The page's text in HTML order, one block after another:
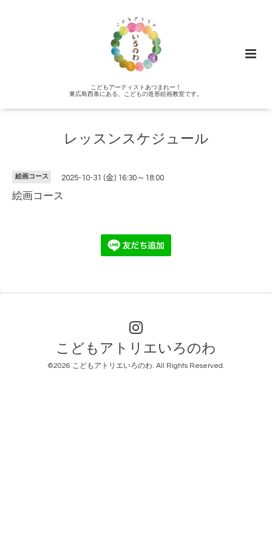
こどもアーティストあつまれー！
東広島西条にある、こどもの造形絵画教室です。
レッスンスケジュール
絵画コース 2025-10-31 (金) 16:30～18:00
絵画コース
こどもアトリエいろのわ
©2026 こどもアトリエいろのわ. All Rights Reserved.